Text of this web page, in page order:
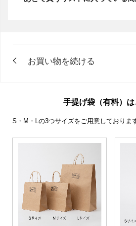
手提げ袋（有料）は
S・M・Lの3つサイズをご用意しておりま